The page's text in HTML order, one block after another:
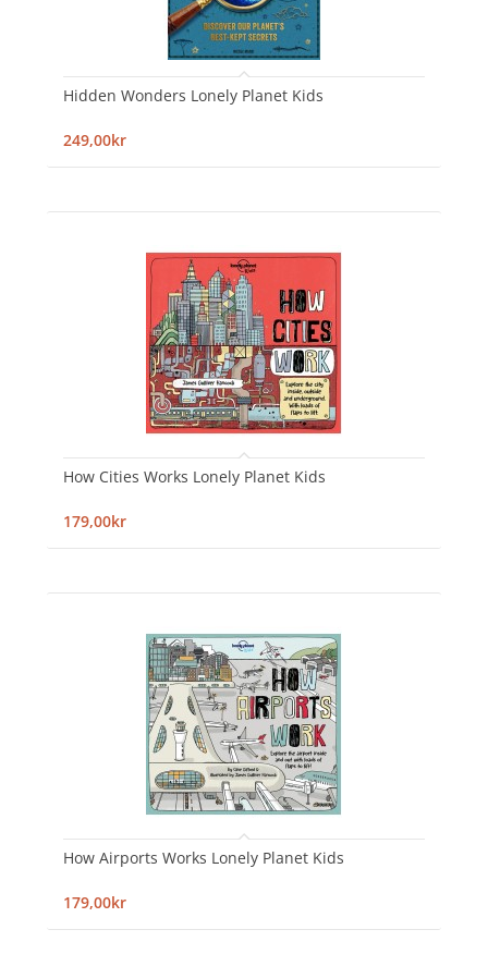
Hidden Wonders Lonely Planet Kids
249,00kr
How Cities Works Lonely Planet Kids
179,00kr
How Airports Works Lonely Planet Kids
179,00kr